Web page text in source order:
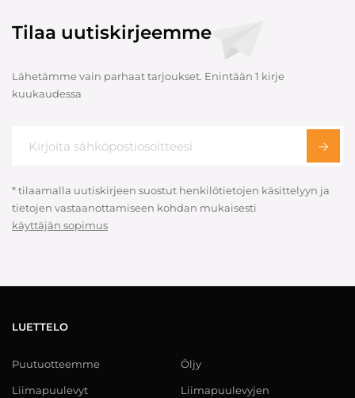
Tilaa uutiskirjeemme
Lähetämme vain parhaat tarjoukset. Enintään 1 kirje
kuukaudessa
* tilaamalla uutiskirjeen suostut henkilötietojen käsittelyyn ja
tietojen vastaanottamiseen kohdan mukaisesti
käyttäjän sopimus
LUETTELO
Puutuotteemme
Liimapuulevyt
Öljy
Liimapuulevyjen